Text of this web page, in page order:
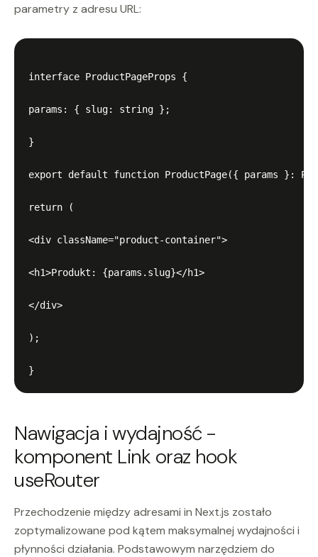
parametry z adresu URL:
interface ProductPageProps {
params: { slug: string };
}
export default function ProductPage({ params }:
return (
<div className="product-container">
<h1>Produkt: {params.slug}</h1>
</div>
);
Nawigacja i wydajność -
komponent Link oraz hook
useRouter
Przechodzenie między adresami in Next.js zostało
zoptymalizowane pod kątem maksymalnej wydajności i
płynności działania. Podstawowym narzędziem do